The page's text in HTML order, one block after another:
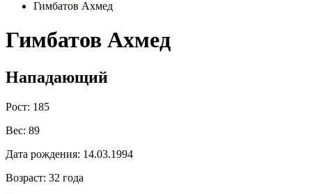
Гимбатов Ахмед
Гимбатов Ахмед
Нападающий
Рост: 185
Вес: 89
Дата рождения: 14.03.1994
Возраст: 32 года